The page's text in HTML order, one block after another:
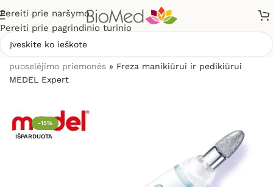
Pereiti prie naršymo
Pereiti prie pagrindinio turinio
puoselėjimo priemonės » Freza manikiūrui ir pedikiūrui
MEDEL Expert
-15%
IŠPARDUOTA